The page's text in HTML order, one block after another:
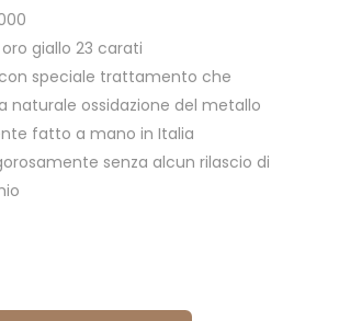
giallo 23 carati
speciale trattamento che
naturale ossidazione del metallo
fatto a mano in Italia
senza alcun rilascio di